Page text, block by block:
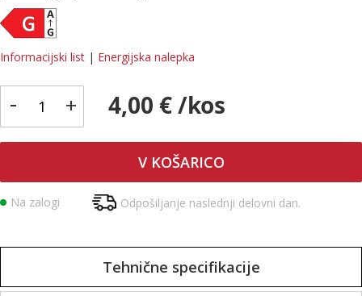
Informacijski list | Energijska nalepka
- + 4,00 € /kos
V KOŠARICO
Na zalogi Odpošiljanje naslednji delovni dan.
Tehnične specifikacije